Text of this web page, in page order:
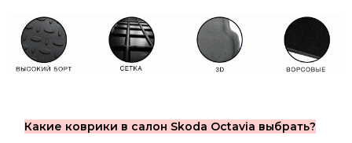
Какие коврики в салон Skoda Octavia выбрать?